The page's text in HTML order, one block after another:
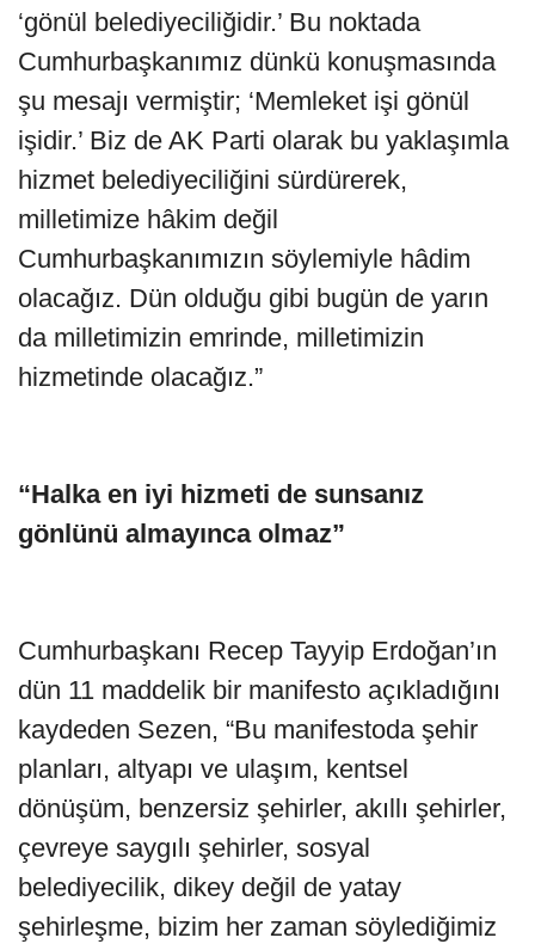
‘gönül belediyeciliğidir.’ Bu noktada
Cumhurbaşkanımız dünkü konuşmasında
şu mesajı vermiştir; ‘Memleket işi gönül
işidir.’ Biz de AK Parti olarak bu yaklaşımla
hizmet belediyeciliğini sürdürerek,
milletimize hâkim değil
Cumhurbaşkanımızın söylemiyle hâdim
olacağız. Dün olduğu gibi bugün de yarın
da milletimizin emrinde, milletimizin
hizmetinde olacağız.”
“Halka en iyi hizmeti de sunsanız
gönlünü almayınca olmaz”
Cumhurbaşkanı Recep Tayyip Erdoğan’ın
dün 11 maddelik bir manifesto açıkladığını
kaydeden Sezen, “Bu manifestoda şehir
planları, altyapı ve ulaşım, kentsel
dönüşüm, benzersiz şehirler, akıllı şehirler,
çevreye saygılı şehirler, sosyal
belediyecilik, dikey değil de yatay
şehirleşme, bizim her zaman söylediğimiz